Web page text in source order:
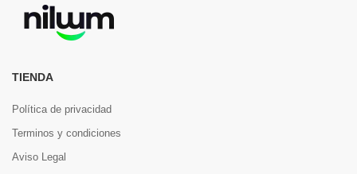
TIENDA
Política de privacidad
Terminos y condiciones
Aviso Legal